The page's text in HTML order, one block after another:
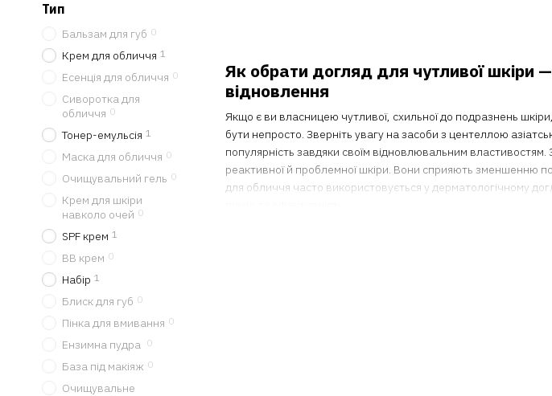
Як обрати догляд для чутливої шкіри
відновлення
Якщо є ви власницею чутливої, схильної до подразнень
бути непросто. Зверніть увагу на засоби з центеллою
популярність завдяки своїм відновлювальним
реактивної й проблемної шкіри. Вони сприяють зменшенню
для обличчя часто використовується у дерматологічному
Тип
Бальзам для губ 0
Крем для обличчя 1
Есенція для обличчя 0
Cиворотка для
обличчя 0
Тонер-емульсія 1
Маска для обличчя 0
Очищувальний гель 0
Крем для шкіри
навколо очей 0
SPF крем 1
BB крем 0
Набір 1
Блиск для губ 0
Пінка для вмивання 0
Ензимна пудра 0
База під макіяж 0
Очищувальне